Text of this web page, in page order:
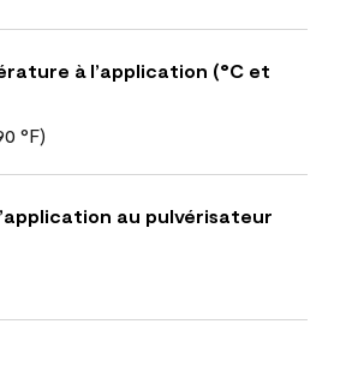
à l’application (°C et
°F)
au pulvérisateur